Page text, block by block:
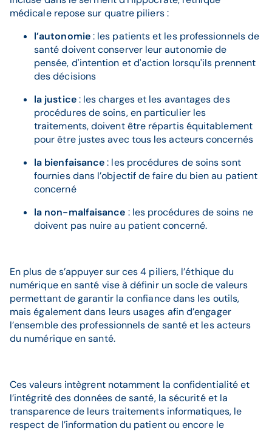
médicale repose sur quatre piliers :
l’autonomie: les patients et les professionnels de
santé doivent conserver leur autonomie de
pensée, d'intention et d'action lorsqu'ils prennent
des décisions
la justice: les charges et les avantages des
procédures de soins, en particulier les
traitements, doivent être répartis équitablement
pour être justes avec tous les acteurs concernés
la bienfaisance: les procédures de soins sont
fournies dans l’objectif de faire du bien au patient
concerné
la non-malfaisance : les procédures de soins ne
doivent pas nuire au patient concerné.
En plus de s’appuyer sur ces 4 piliers, l’éthique du
numérique en santé vise à définir un socle de valeurs
permettant de garantir la confiance dans les outils,
mais également dans leurs usages afin d’engager
l’ensemble des professionnels de santé et les acteurs
du numérique en santé.
Ces valeurs intègrent notamment la confidentialité et
l’intégrité des données de santé, la sécurité et la
transparence de leurs traitements informatiques, le
respect de l’information du patient ou encore le